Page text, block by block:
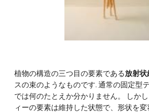
植物の構造の三つ目の要素である放射状
スの束のようなものです. 通常の固定型
では何のたとえか分かりません。 しか
ィーの要素は維持した状態で、形状を変